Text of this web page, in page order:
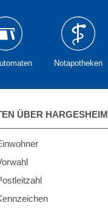
Notapotheken
ÜBER HARGESHEIM